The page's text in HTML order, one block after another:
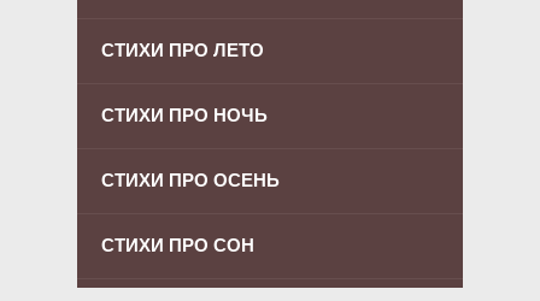
СТИХИ ПРО ЛЕТО
СТИХИ ПРО НОЧЬ
СТИХИ ПРО ОСЕНЬ
СТИХИ ПРО СОН